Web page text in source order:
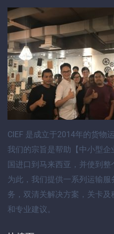
CIEF 是成立于2014年的货物运
我们的宗旨是帮助【 中小型企
国进口到马来西亚 ，并使到整
为此，我们提供一系列运输服
务 ， 双清关解决方案 ， 关卡及
和专业建议 。